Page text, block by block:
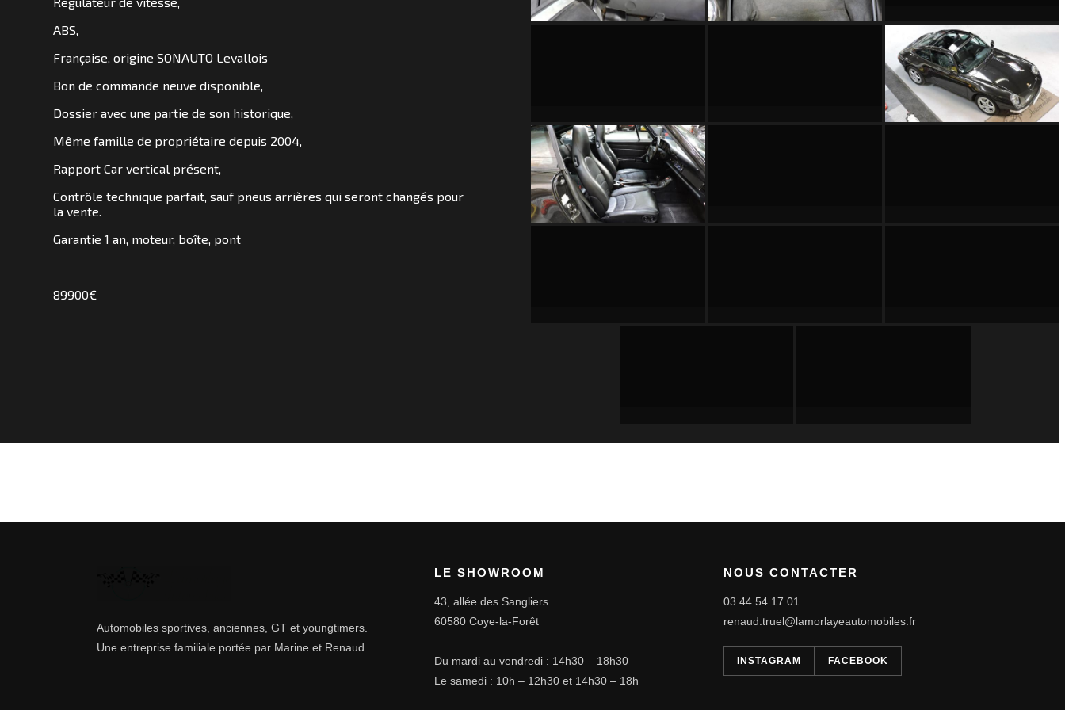
SOMMES
NOUS
?
CONTACT
ABS,
Française, origine SONAUTO Levallois
Bon de commande neuve disponible,
Dossier avec une partie de son historique,
Même famille de propriétaire depuis 2004,
Rapport Car vertical présent,
Contrôle technique parfait, sauf pneus arrières qui seront changés pour
la vente.
Garantie 1 an, moteur, boîte, pont
89900€
Automobiles sportives, anciennes, GT et youngtimers.
Une entreprise familiale portée par Marine et Renaud.
LE SHOWROOM
43, allée des Sangliers
60580 Coye-la-Forêt
Du mardi au vendredi : 14h30 – 18h30
Le samedi : 10h – 12h30 et 14h30 – 18h
NOUS CONTACTER
03 44 54 17 01
renaud.truel@lamorlayeautomobiles.fr
INSTAGRAM FACEBOOK